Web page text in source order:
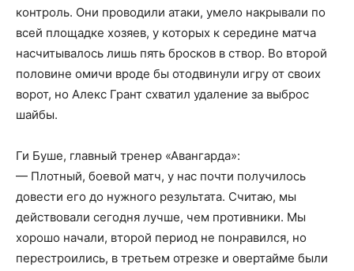
контроль. Они проводили атаки, умело накрывали по
всей площадке хозяев, у которых к середине матча
насчитывалось лишь пять бросков в створ. Во второй
половине омичи вроде бы отодвинули игру от своих
ворот, но Алекс Грант схватил удаление за выброс
шайбы.
Ги Буше, главный тренер «Авангарда»:
— Плотный, боевой матч, у нас почти получилось
довести его до нужного результата. Считаю, мы
действовали сегодня лучше, чем противники. Мы
хорошо начали, второй период не понравился, но
перестроились, в третьем отрезке и овертайме были